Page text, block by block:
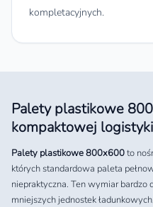
kompletacyjnych.
Palety plastikowe
kompaktowej
Palety plastikowe 800x600to
których standardowa paleta
niepraktyczna. Ten wymiar bardzo
mniejszych jednostek